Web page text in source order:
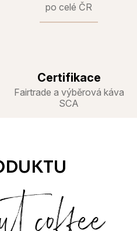
po celé ČR
Certifikace
Fairtrade a výběrová káva
SCA